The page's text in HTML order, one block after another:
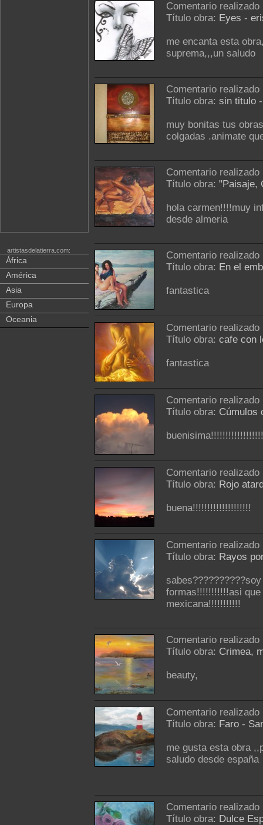
artistasdelatierra.com:
África
América
Asia
Europa
Oceania
Comentario
Título obra: Eyes -
me encanta esta
suprema,,,un saludo
Comentario
Título obra: sin titulo
muy bonitas tus
colgadas .animate
Comentario
Título obra: "Paisaje,
hola carmen!!!!muy
desde almeria
Comentario
Título obra: En el
fantastica
Comentario
Título obra: cafe con
fantastica
Comentario
Título obra: Cúmulos
Comentario
Título obra: Rojo
buena!!!!!!!!!!!!!!!!!!!!
Comentario
Título obra: Rayos
formas!!!!!!!!!!!asi
mexicana!!!!!!!!!!!
Comentario
Título obra: Crimea,
beauty,
Comentario
Título obra: Faro -
me gusta esta obra
saludo desde españa
Comentario
Título obra: Dulce